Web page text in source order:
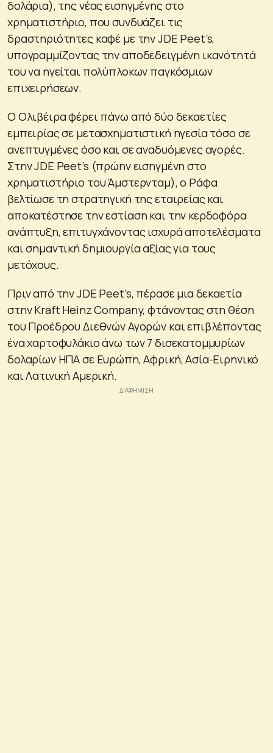
δολάρια), της νέας εισηγμένης στο
χρηματιστήριο, που συνδυάζει τις
δραστηριότητες καφέ με την JDE Peet’s,
υπογραμμίζοντας την αποδεδειγμένη ικανότητά
του να ηγείται πολύπλοκων παγκόσμιων
επιχειρήσεων.
Ο Ολιβέιρα φέρει πάνω από δύο δεκαετίες
εμπειρίας σε μετασχηματιστική ηγεσία τόσο σε
ανεπτυγμένες όσο και σε αναδυόμενες αγορές.
Στην JDE Peet’s (πρώην εισηγμένη στο
χρηματιστήριο του Άμστερνταμ), ο Ράφα
βελτίωσε τη στρατηγική της εταιρείας και
αποκατέστησε την εστίαση και την κερδοφόρα
ανάπτυξη, επιτυγχάνοντας ισχυρά αποτελέσματα
και σημαντική δημιουργία αξίας για τους
μετόχους.
Πριν από την JDE Peet’s, πέρασε μια δεκαετία
στην Kraft Heinz Company, φτάνοντας στη θέση
του Προέδρου Διεθνών Αγορών και επιβλέποντας
ένα χαρτοφυλάκιο άνω των 7 δισεκατομμυρίων
δολαρίων ΗΠΑ σε Ευρώπη, Αφρική, Ασία-Ειρηνικό
και Λατινική Αμερική.